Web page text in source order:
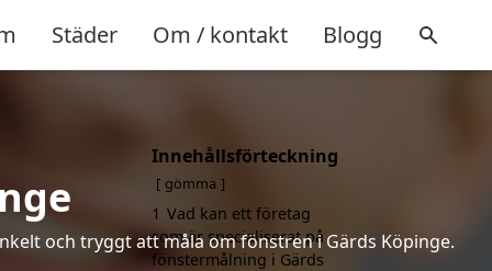
Städer Om / kontakt Blogg
och tryggt att måla om fönstren i Gärds Köpinge.
Innehållsförteckning
gömma
1 Vad kan ett företag
som är specialiserat på
fönstermålning i Gärds